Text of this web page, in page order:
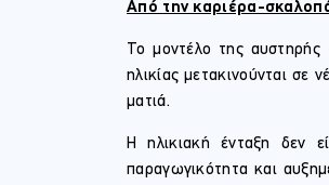
Από την καριέρα-
Το μοντέλο της αυστηρής
ηλικίας μετακινούνται
ματιά.
Η ηλικιακή ένταξη δεν
παραγωγικότητα και